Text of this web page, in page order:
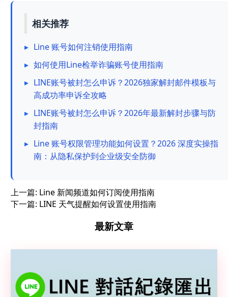
相关推荐
▸ Line 账号如何注销使用指南
▸ 如何使用Line检举诈骗账号使用指南
▸ LINE账号被封怎么申诉？2026独家解封邮件模板与
高成功率申诉全攻略
▸ LINE账号被封怎么申诉？2026年最新解封步骤与防
封指南
▸ Line 账号权限管理功能如何设置？2026 深度实操指
南：从隐私保护到企业级安全防御
上一篇: Line 新闻频道如何订阅使用指南
下一篇: LINE 天气提醒如何设置使用指南
最新文章